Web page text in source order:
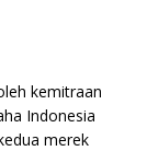
kemitraan
Indonesia
merek